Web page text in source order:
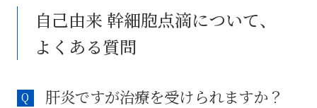
自己由来 幹細胞点滴について、
よくある質問
肝炎ですが治療を受けられますか？